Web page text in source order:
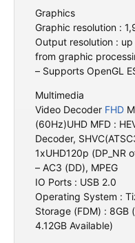
Graphics
Graphic resolution :
Output resolution :
from graphic
– Supports OpenGL
Multimedia
Video Decoder FHD
(60Hz)UHD MFD :
Decoder,
1xUHD120p (DP_NR
– AC3 (DD), MPEG
IO Ports : USB 2.0
Operating System :
Storage (FDM) : 8GB
4.12GB Available)